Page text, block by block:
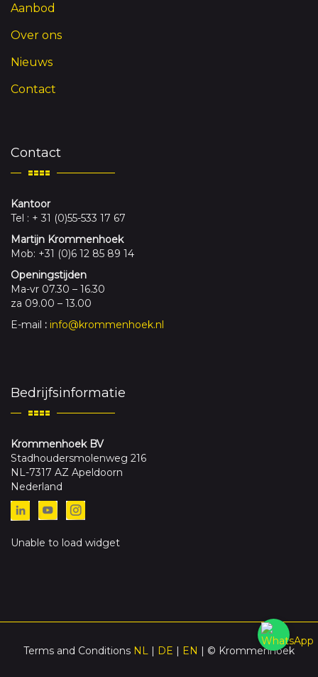
Aanbod
Over ons
Nieuws
Contact
Contact
Kantoor
Tel : + 31 (0)55-533 17 67
Martijn Krommenhoek
Mob: +31 (0)6 12 85 89 14
Openingstijden
Ma-vr 07.30 – 16.30
za 09.00 – 13.00
E-mail : info@krommenhoek.nl
Bedrijfsinformatie
Krommenhoek BV
Stadhoudersmolenweg 216
NL-7317 AZ Apeldoorn
Nederland
Unable to load widget
Terms and Conditions NL | DE | EN | © Krommenhoek